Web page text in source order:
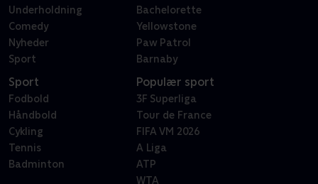
Underholdning
Comedy
Nyheder
Sport
Bachelorette
Yellowstone
Paw Patrol
Barnaby
Sport
Fodbold
Håndbold
Cykling
Tennis
Badminton
Populær sport
3F Superliga
Tour de France
FIFA VM 2026
A Liga
ATP
WTA